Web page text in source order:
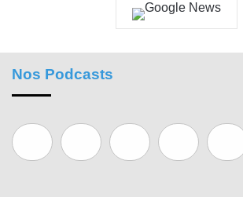
Nos Podcasts